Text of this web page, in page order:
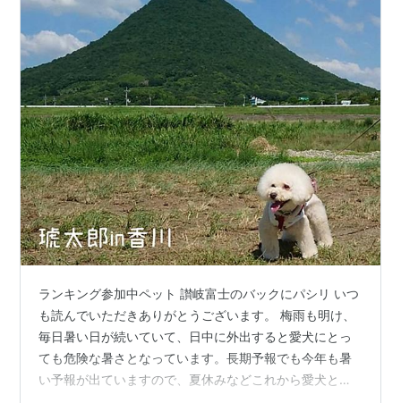
ランキング参加中ペット 讃岐富士のバックにパシリ いつ
も読んでいただきありがとうございます。 梅雨も明け、
毎日暑い日が続いていて、日中に外出すると愛犬にとっ
ても危険な暑さとなっています。長期予報でも今年も暑
い予報が出ていますので、夏休みなどこれから愛犬と外